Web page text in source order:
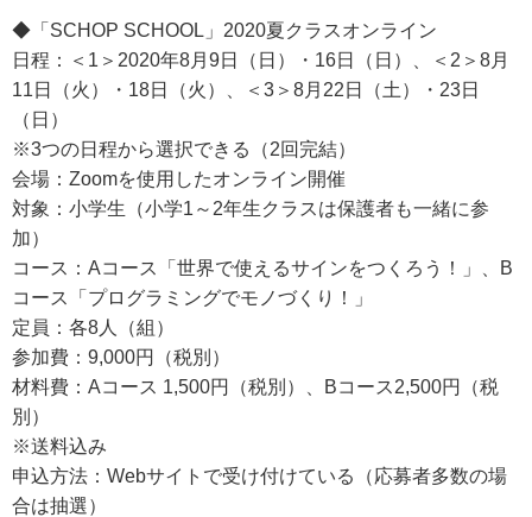
◆「SCHOP SCHOOL」2020夏クラスオンライン
日程：＜1＞2020年8月9日（日）・16日（日）、＜2＞8月
11日（火）・18日（火）、＜3＞8月22日（土）・23日
（日）
※3つの日程から選択できる（2回完結）
会場：Zoomを使用したオンライン開催
対象：小学生（小学1～2年生クラスは保護者も一緒に参
加）
コース：Aコース「世界で使えるサインをつくろう！」、B
コース「プログラミングでモノづくり！」
定員：各8人（組）
参加費：9,000円（税別）
材料費：Aコース 1,500円（税別）、Bコース2,500円（税
別）
※送料込み
申込方法：Webサイトで受け付けている（応募者多数の場
合は抽選）